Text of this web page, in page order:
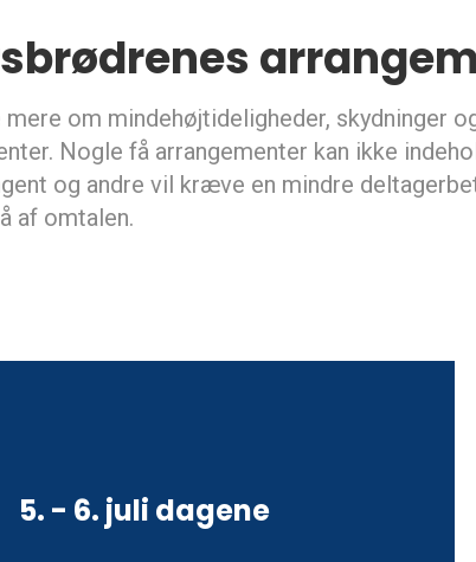
om mindehøjtideligheder, skydninger
Nogle få arrangementer kan ikke
og andre vil kræve en mindre
af omtalen.
5. - 6. juli dagene